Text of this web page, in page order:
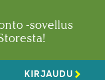
-sovellus
KIRJAUDU